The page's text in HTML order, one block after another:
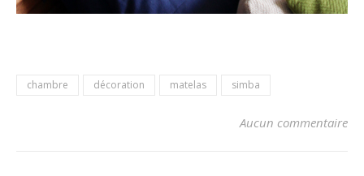
chambre décoration matelas simba
Aucun commentaire